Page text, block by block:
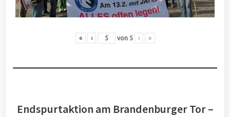
« ‹ von 5 › »
Endspurtaktion am Brandenburger Tor –